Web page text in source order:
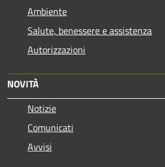
Ambiente
Salute, benessere e assistenza
Autorizzazioni
NOVITÀ
Notizie
Comunicati
Avvisi